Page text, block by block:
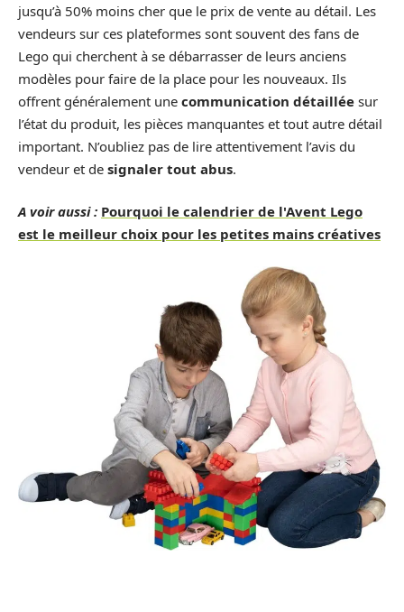
jusqu’à 50% moins cher que le prix de vente au détail. Les
vendeurs sur ces plateformes sont souvent des fans de
Lego qui cherchent à se débarrasser de leurs anciens
modèles pour faire de la place pour les nouveaux. Ils
offrent généralement une communication détaillée sur
l’état du produit, les pièces manquantes et tout autre détail
important. N’oubliez pas de lire attentivement l’avis du
vendeur et de signaler tout abus.
A voir aussi : Pourquoi le calendrier de l'Avent Lego
est le meilleur choix pour les petites mains créatives